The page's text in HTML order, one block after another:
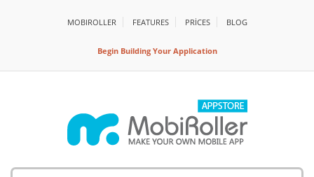
MOBIROLLER FEATURES PRİCES BLOG
Begin Building Your Application